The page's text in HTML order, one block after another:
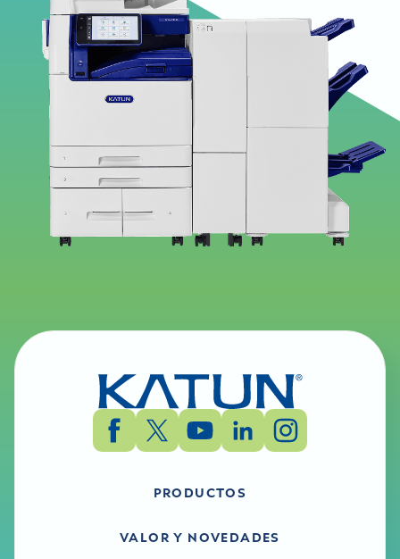
PRODUCTOS
VALOR Y NOVEDADES